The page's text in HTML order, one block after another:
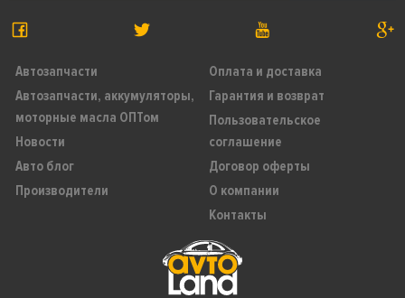
Автозапчасти
Автозапчасти, аккумуляторы,
моторные масла ОПТом
Новости
Авто блог
Производители
Оплата и доставка
Гарантия и возврат
Пользовательское
соглашение
Договор оферты
О компании
Контакты